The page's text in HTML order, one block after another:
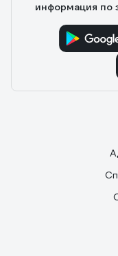
информация по